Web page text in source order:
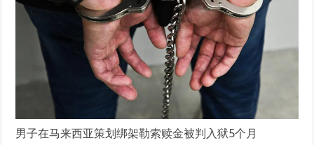
男子在马来西亚策划绑架勒索赎金被判入狱5个月